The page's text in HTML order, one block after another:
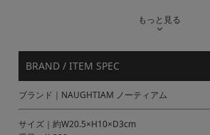
もっと見る
BRAND / ITEM SPEC
ブランド｜NAUGHTIAM ノーティアム
サイズ｜約W20.5×H10×D3cm